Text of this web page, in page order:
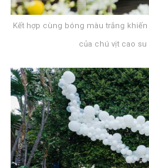
Kết hợp cùng bóng màu trắng
của chú vịt cao su